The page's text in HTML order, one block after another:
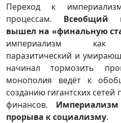
Переход к
процессам. Всеобщий
вышел на «финальную
империализм как
паразитический и
начинал тормозить
монополия ведёт к
созданию гигантских сетей
финансов.
прорыва к социализму.